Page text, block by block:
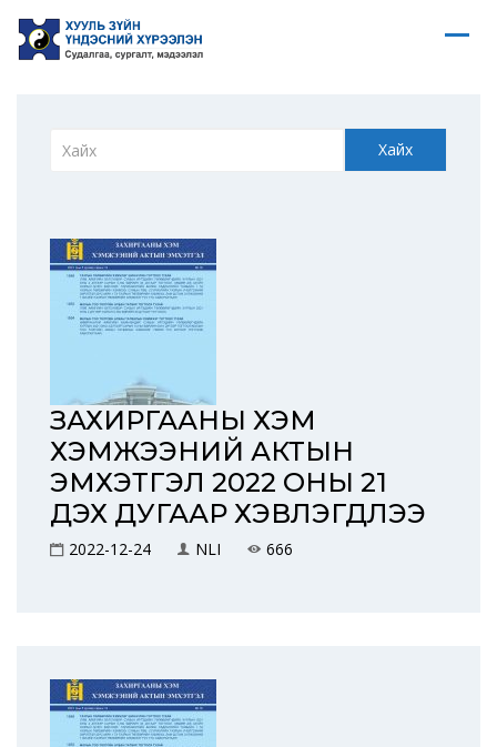
Хайх
ЗАХИРГААНЫ ХЭМ
ХЭМЖЭЭНИЙ АКТЫН
ЭМХЭТГЭЛ 2022 ОНЫ 21
ДЭХ ДУГААР ХЭВЛЭГДЛЭЭ
2022-12-24 NLI 666